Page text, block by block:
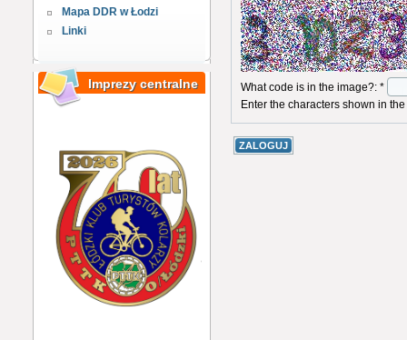
Mapa DDR w Łodzi
Linki
Imprezy centralne What code is in the image?: *
Enter the characters shown in